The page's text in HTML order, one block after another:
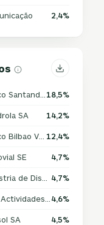
2,4%
18,5%
SA 14,2%
12,4%
SE 4,7%
4,7%
4,6%
SA 4,5%